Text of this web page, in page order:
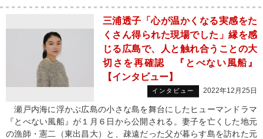
三浦透子「心が温かくなる実感をた
くさん得られた現場でした」縁を感
じる広島で、人と触れ合うことの大
切さを再確認 『とべない風船』
【インタビュー】
インタビュー 2022年12月25日
瀬戸内海に浮かぶ広島の小さな島を舞台にしたヒューマンドラマ
『とべない風船』が１月６日から公開される。妻子を亡くした地元
の漁師・憲二（東出昌大）と、疎遠だった父が暮らす島を訪れた元